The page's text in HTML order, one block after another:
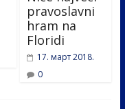
pravoslavni
hram na
Floridi
17. март 2018.
0